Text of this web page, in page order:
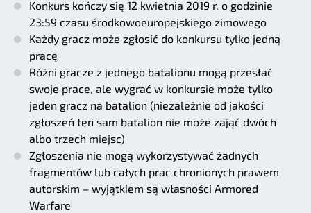
Konkurs kończy się 12 kwietnia 2019 r. o godzinie
23:59 czasu środkowoeuropejskiego zimowego
Każdy gracz może zgłosić do konkursu tylko jedną
pracę
Różni gracze z jednego batalionu mogą przesłać
swoje prace, ale wygrać w konkursie może tylko
jeden gracz na batalion (niezależnie od jakości
zgłoszeń ten sam batalion nie może zająć dwóch
albo trzech miejsc)
Zgłoszenia nie mogą wykorzystywać żadnych
fragmentów lub całych prac chronionych prawem
autorskim – wyjątkiem są własności Armored
Warfare